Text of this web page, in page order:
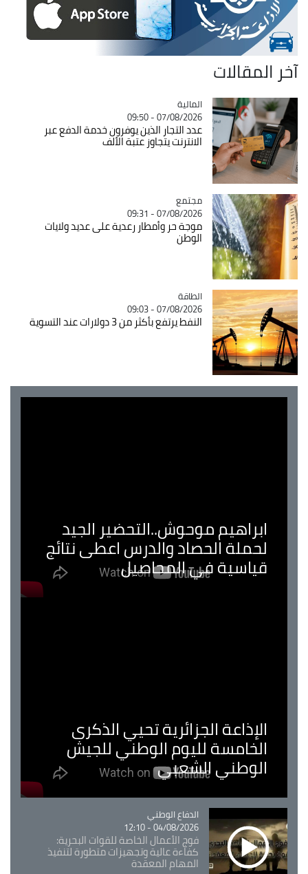
آخر المقالات
Catégorie
المالية
07/08/2026 - 09:50
عدد التجار الذين يوفرون خدمة الدفع عبر
الانترنت يتجاوز عتبة الألف
Catégorie
مجتمع
07/08/2026 - 09:31
موجة حر وأمطار رعدية على عديد ولايات
الوطن
Catégorie
الطاقة
07/08/2026 - 09:03
النفط يرتفع بأكثر من 3 دولارات عند التسوية
ابراهيم موحوش..التحضير الجيد
لحملة الحصاد والدرس اعطى نتائج
قياسية في المحاصيل
الإذاعة الجزائرية تحيي الذكرى
الخامسة لليوم الوطني للجيش
الوطني الشعبي
Catégorie
الدفاع الوطني
04/08/2026 - 12:10
فوج الأعمال الخاصة للقوات البحرية:
كفاءة عالية وتجهيزات متطورة لتنفيذ
المهام المعقدة